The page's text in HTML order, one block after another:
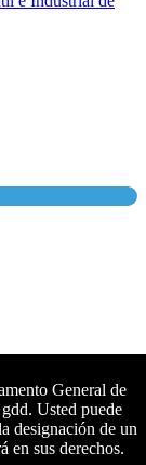
General de
Usted puede
designación de un
en sus derechos.